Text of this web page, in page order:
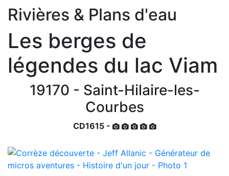
Rivières & Plans d'eau
Les berges de
légendes du lac Viam
19170 - Saint-Hilaire-les-
Courbes
CD1615 -